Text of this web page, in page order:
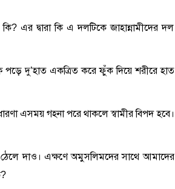
এর দ্বারা কি এ দলটিকে জাহান্নামীদের দল
পড়ে দু’হাত একত্রিত করে ফুঁক দিয়ে শরীরে হাত
এসময় গহনা পরে থাকলে স্বামীর বিপদ হবে।
ঠেলে দাও। এক্ষণে অমুসলিমদের সাথে আমাদের